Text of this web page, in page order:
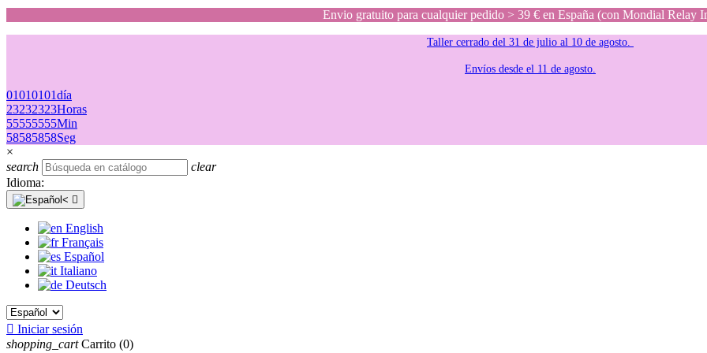
Envio gratuito para cualquier pedido > 39 € en España (con Mondial Relay
Taller cerrado del 31 de julio al 10 de agosto.
Envíos desde el 11 de agosto.
01010101día
23232323Horas
55555555Min
58585858Seg
×
search
clear
Idioma:

English
Français
Español
Italiano
Deutsch
 Iniciar sesión
shopping_cart Carrito (0)